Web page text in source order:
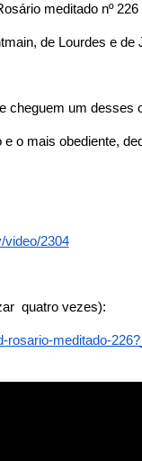
meditado nº
de Lourdes e de
cheguem um
o mais obediente,
video/2304
quatro vezes):
rosario-meditado-